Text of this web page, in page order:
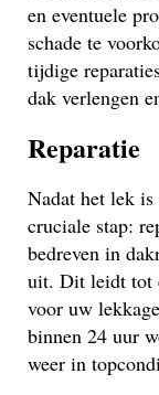
en eventuele
schade te
tijdige
dak verlengen
Reparatie
Nadat het lek
cruciale stap:
bedreven in
uit. Dit leidt tot
voor uw
binnen 24 uur
weer in